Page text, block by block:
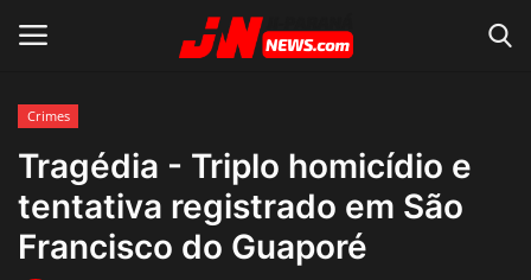
Home
Crimes
Tragédia - Triplo homicídio e
tentativa registrado em São
Francisco do Guaporé